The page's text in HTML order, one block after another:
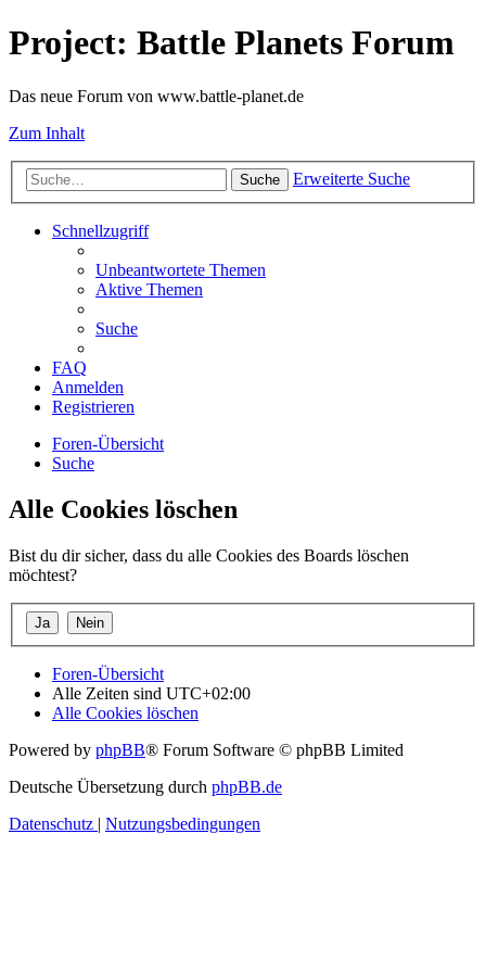
Project: Battle Planets Forum
Das neue Forum von www.battle-planet.de
Zum Inhalt
Suche Erweiterte Suche
Schnellzugriff
Unbeantwortete Themen
Aktive Themen
Suche
FAQ
Anmelden
Registrieren
Foren-Übersicht
Suche
Alle Cookies löschen
Bist du dir sicher, dass du alle Cookies des Boards löschen
möchtest?
Foren-Übersicht
Alle Zeiten sind UTC+02:00
Alle Cookies löschen
Powered by phpBB® Forum Software © phpBB Limited
Deutsche Übersetzung durch phpBB.de
Datenschutz | Nutzungsbedingungen